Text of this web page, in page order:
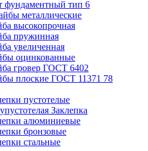
фундаментный тип 6
металлические
высокопрочная
пружинная
увеличенная
оцинкованные
гровер ГОСТ 6402
плоские ГОСТ 11371 78
пустотелые
Заклепка
алюминиевые
бронзовые
стальные